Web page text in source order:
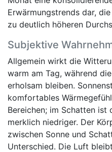
Erwärmungstrends dar,
zu deutlich höheren
Subjektive
Allgemein wirkt die
warm am Tag, während
erholsam bleiben.
komfortables
Bereichen; im Schatten ist
merklich niedriger. Der
zwischen Sonne und
Unterschied. Die Luft